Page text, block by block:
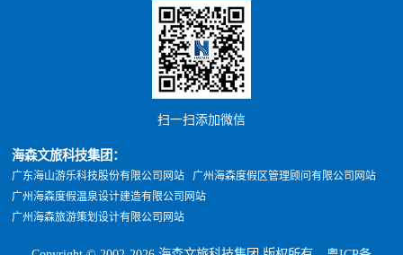
扫一扫添加微信
海森文旅科技集团：
广东海山游乐科技股份有限公司网站
广州海森度假区管理顾问有限公司网站
广州海森度假温泉设计建造有限公司网站
广州海森旅游策划设计有限公司网站